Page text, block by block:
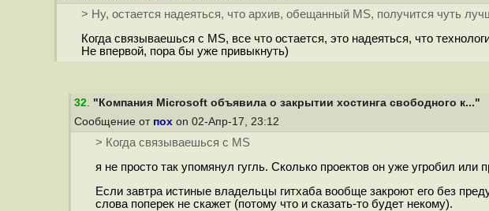
> Ну, остается надеяться, что архив, обещанный MS, получится чуть
Когда связываешься с MS, все что остается, это надеяться, что
Не впервой, пора бы уже привыкнуть)
32. "Компания Microsoft объявила о закрытии хостинга свободного к..."
Сообщение от пох on 02-Апр-17, 23:12
> Когда связываешься с MS
я не просто так упомянул гугль. Сколько проектов он уже угробил
Если завтра истиные владельцы гитхаба вообще закроют его без
слова поперек не скажет (потому что и сказать-то будет некому).